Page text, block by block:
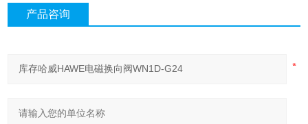
产品咨询